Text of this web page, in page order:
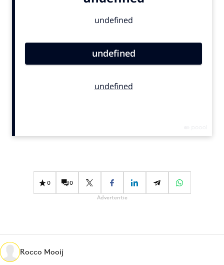
Carriere
Design
Diversiteit
Effectiviteit
Martech
Media
0 0
Advertentie
Rocco Mooij